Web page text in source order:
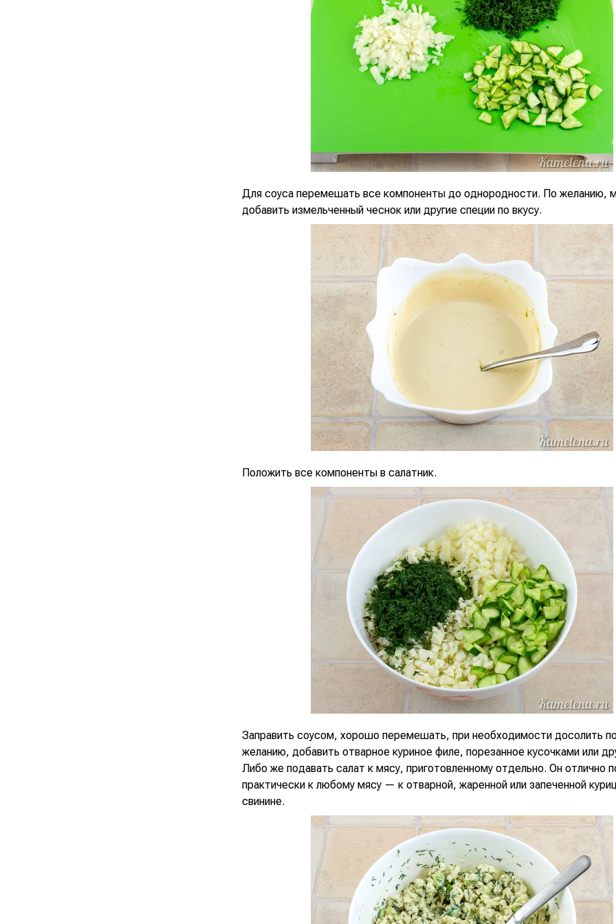
Для соуса перемешать все компоненты до однородности. По желанию,
добавить измельченный чеснок или другие специи по вкусу.
Положить все компоненты в салатник.
Заправить соусом, хорошо перемешать, при необходимости досолить
желанию, добавить отварное куриное филе, порезанное кусочками или
Либо же подавать салат к мясу, приготовленному отдельно. Он отлично
практически к любому мясу — к отварной, жаренной или запеченной
свинине.